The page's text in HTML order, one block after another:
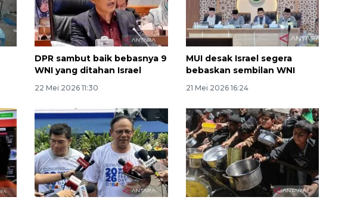
DPR sambut baik bebasnya 9
WNI yang ditahan Israel
22 Mei 2026 11:30
MUI desak Israel segera
bebaskan sembilan WNI
21 Mei 2026 16:24
Awas penipuan berbasis AI
2026-08-07 13:45:00